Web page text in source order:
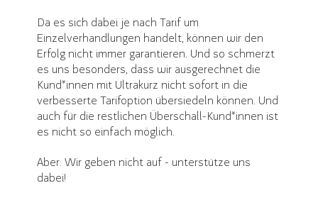
Da es sich dabei je nach Tarif um
Einzelverhandlungen handelt, können wir den
Erfolg nicht immer garantieren. Und so schmerzt
es uns besonders, dass wir ausgerechnet die
Kund*innen mit Ultrakurz nicht sofort in die
verbesserte Tarifoption übersiedeln können. Und
auch für die restlichen Überschall-Kund*innen ist
es nicht so einfach möglich.
Aber: Wir geben nicht auf - unterstütze uns
dabei!